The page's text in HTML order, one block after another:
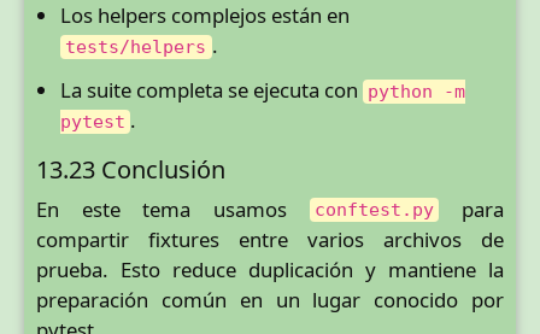
Los helpers complejos están en
tests/helpers .
La suite completa se ejecuta con python -m
pytest .
13.23 Conclusión
En este tema usamos conftest.py
para
compartir fixtures entre varios archivos de
prueba. Esto reduce duplicación y mantiene la
preparación común en un lugar conocido por